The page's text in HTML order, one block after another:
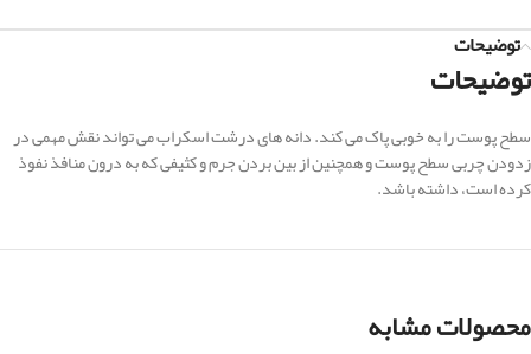
توضیحات
توضیحات
سطح پوست را به خوبی پاک می کند. دانه های درشت اسکراب می تواند نقش مهمی در
زدودن چربی سطح پوست و همچنین از بین بردن جرم و کثیفی که به درون منافذ نفوذ
کرده است، داشته باشد.
محصولات مشابه